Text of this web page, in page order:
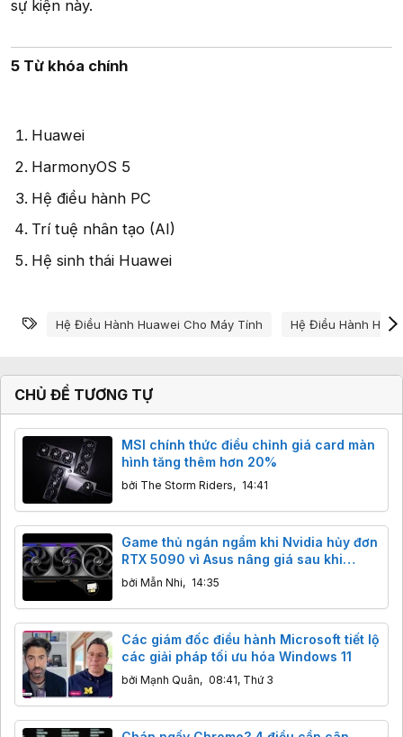
sự kiện này.
5 Từ khóa chính
Huawei
HarmonyOS 5
Hệ điều hành PC
Trí tuệ nhân tạo (AI)
Hệ sinh thái Huawei
Từ khóa
Hệ Điều Hành Huawei Cho Máy Tính Hệ Điều Hành
CHỦ ĐỀ TƯƠNG TỰ
MSI chính thức điều chỉnh giá card màn
hình tăng thêm hơn 20%
bởi The Storm Riders, 14:41
Game thủ ngán ngẩm khi Nvidia hủy đơn
RTX 5090 vì Asus nâng giá sau khi
khách đã thanh toán
bởi Mẫn Nhi, 14:35
Các giám đốc điều hành Microsoft tiết lộ
các giải pháp tối ưu hóa Windows 11
bởi Mạnh Quân, 08:41, Thứ 3